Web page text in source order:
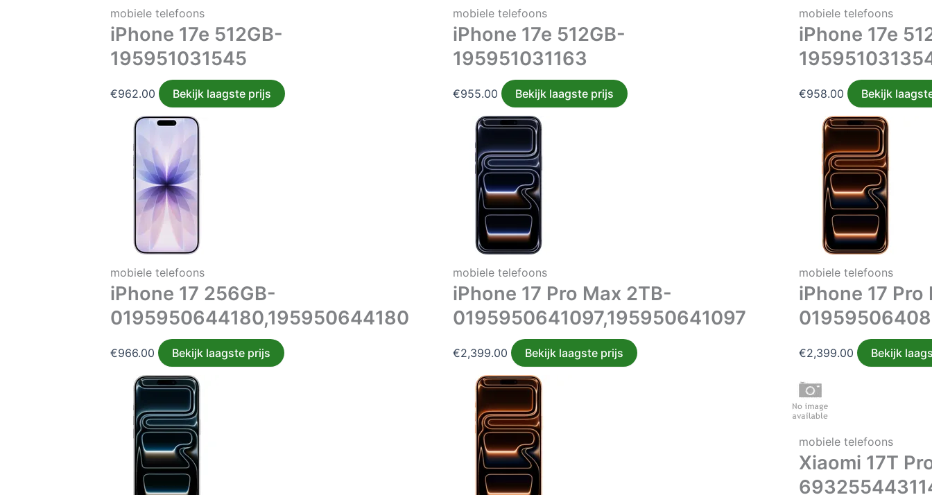
mobiele telefoons
iPhone 17e 512GB-
195951031545
€962.00 Bekijk laagste prijs
mobiele telefoons
iPhone 17e 512GB-
195951031163
€955.00 Bekijk laagste prijs
mobiele telefoons
iPhone 17e
€958.00 Bekijk
mobiele telefoons
iPhone 17 256GB-
0195950644180,195950644180
€966.00 Bekijk laagste prijs
mobiele telefoons
iPhone 17 Pro Max 2TB-
0195950641097,195950641097
€2,399.00 Bekijk laagste prijs
mobiele telefoons
iPhone 17
€2,399.00 Bekijk
mobiele telefoons
Xiaomi 17T